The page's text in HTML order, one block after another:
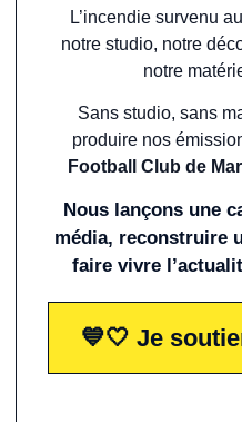
L’incendie survenu au
notre studio, notre
notre
Sans studio, sans
produire nos
Football Club de
Nous lançons une
média, reconstruire
faire vivre
💙🤍 Je